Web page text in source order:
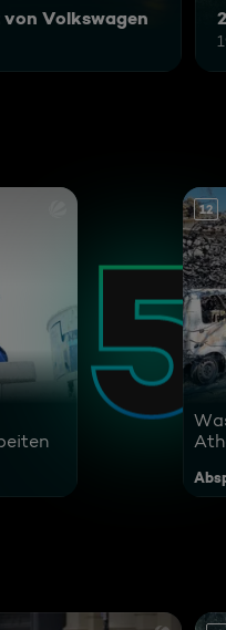
Volkswagen
12